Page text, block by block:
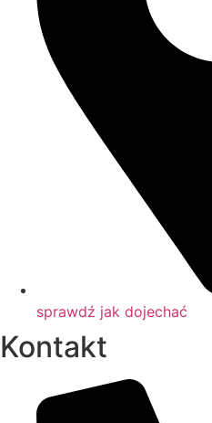
sprawdź jak dojechać
Kontakt